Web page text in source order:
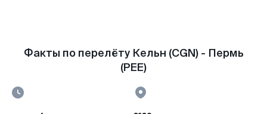
Факты по перелёту Кельн (CGN) - Пермь
(PEE)